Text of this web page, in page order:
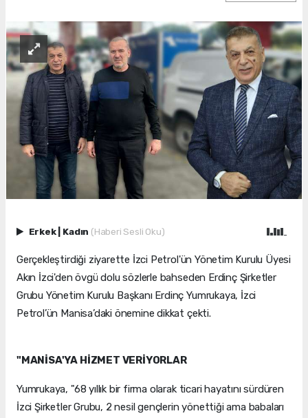
Erkek Kadın (Haberi Sesli Oku)
Gerçekleştirdiği ziyarette İzci Petrol'ün Yönetim Kurulu Üyesi
Akın İzci'den övgü dolu sözlerle bahseden Erdinç Şirketler
Grubu Yönetim Kurulu Başkanı Erdinç Yumrukaya, İzci
Petrol’ün Manisa’daki önemine dikkat çekti.
"MANİSA'YA HİZMET VERİYORLAR
Yumrukaya, "68 yıllık bir firma olarak ticari hayatını sürdüren
İzci Şirketler Grubu, 2 nesil gençlerin yönettiği ama babaları